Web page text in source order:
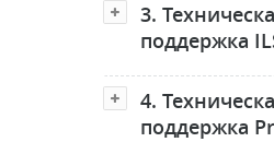
3.
поддержка
4.
поддержка